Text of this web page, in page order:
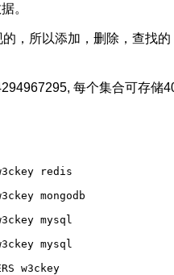
。
，所以添加，删除，查找的
每个集合可存储
redis
mongodb
mysql
mysql
w3ckey